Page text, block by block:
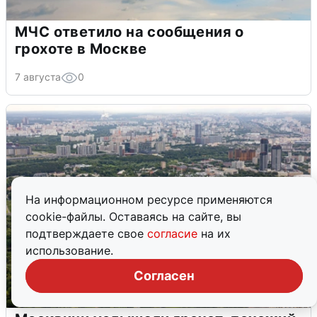
На информационном ресурсе применяются
cookie-файлы. Оставаясь на сайте, вы
подтверждаете свое согласие на их
использование.
Согласен
МЧС ответило на сообщения о
грохоте в Москве
7 августа 0